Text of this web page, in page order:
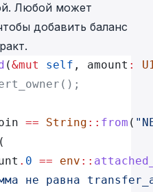
Любой может
добавить баланс
(&mut self , amount :
== String :: from (
(
. 0 == env ::
не равна